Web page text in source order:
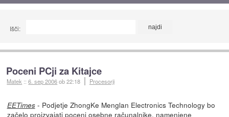
Išči:
Poceni PCji za Kitajce
Matek ::6. sep 2006ob 22:18 Procesorji
EETimes- Podjetje ZhongKe Menglan Electronics Technology bo
začelo proizvajati poceni osebne računalnike, namenjene